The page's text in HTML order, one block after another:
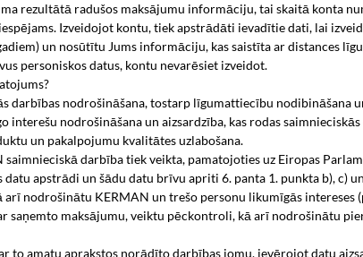
rezultātā radušos maksājumu informāciju, tai skaitā konta
Izveidojot kontu, tiek apstrādāti ievadītie dati, lai
un nosūtītu Jums informāciju, kas saistīta ar distances
personiskos datus, kontu nevarēsiet izveidot.
darbības nodrošināšana, tostarp līgumattiecību nodibināšana
interešu nodrošināšana un aizsardzība, kas rodas
un pakalpojumu kvalitātes uzlabošana.
darbība tiek veikta, pamatojoties uz Eiropas
apstrādi un šādu datu brīvu apriti 6. panta 1. punkta b), c)
nodrošinātu KERMAN un trešo personu likumīgās
saņemto maksājumu, veiktu pēckontroli, kā arī nodrošinātu
to amatu aprakstos norādīto darbības jomu, ievērojot datu